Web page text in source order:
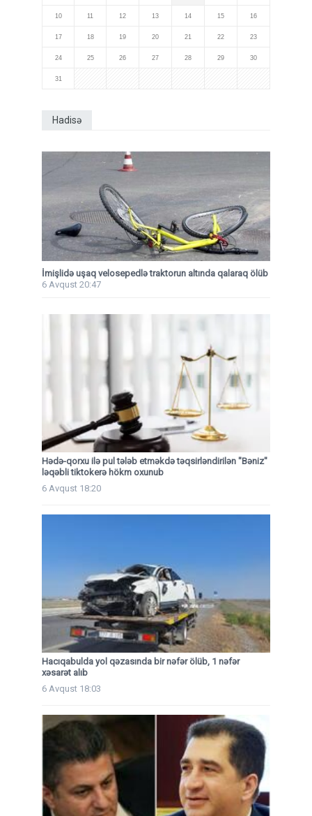
10 11 12 13 14 15 16
17 18 19 20 21 22 23
24 25 26 27 28 29 30
31
Hadisə
İmişlidə uşaq velosepedlə traktorun altında qalaraq ölüb
6 Avqust 20:47
Hədə-qorxu ilə pul tələb etməkdə təqsirləndirilən "Bəniz"
ləqəbli tiktokerə hökm oxunub
6 Avqust 18:20
Hacıqabulda yol qəzasında bir nəfər ölüb, 1 nəfər
xəsarət alıb
6 Avqust 18:03